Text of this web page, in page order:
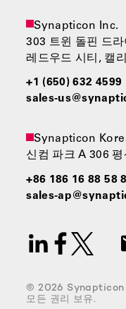
Synapticon Inc.
303 트윈 돌핀 드라
레드우드 시티, 캘
+1 (650) 632 4599
sales-
Synapticon
신컴 파크 A 306
+86 186 16 88 58
sales-
© 2026
모든 권리 보유.